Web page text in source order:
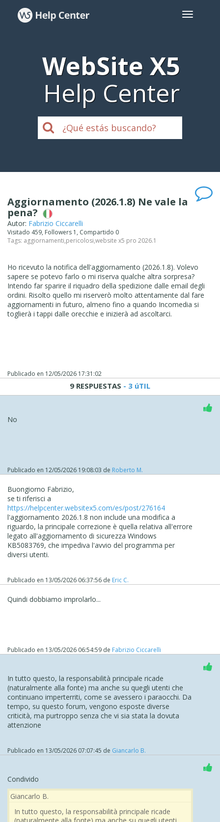
WebSite X5
Help Center
Aggiornamento (2026.1.8) Ne vale la
pena?
Autor: Fabrizio Ciccarelli
Visitado 459, Followers 1, Compartido 0
Tags: aggiornamenti,pericolosi,website x5 pro 2026.1
Ho ricevuto la notifica dell'aggiornamento (2026.1.8). Volevo
sapere se potevo farlo o mi riserva qualche altra sorpresa?
Intendo far sparire il riquadro della spedizione dalle email degli
ordini. Risolto quello mi riserverò molto attentamente dal fare
aggiornamenti in futuro, almeno fino a quando Incomedia si
toglierà i tappi dalle orecchie e inizierà ad ascoltarci.
Publicado en 12/05/2026 17:31:02
9 RESPUESTAS - 3 úTIL
No
Publicado en 12/05/2026 19:08:03 de Roberto M.
Buongiorno Fabrizio,
se ti riferisci a
https://helpcenter.websitex5.com/es/post/276164
l'aggiornamento 2026.1.8 non include una modifica a
riguardo, la principale correzione è quella relativa all'errore
legato all'aggiornamento di sicurezza Windows
KB5083769, che impediva l'avvio del programma per
diversi utenti.
Publicado en 13/05/2026 06:37:56 de Eric C.
Quindi dobbiamo improlarlo...
Publicado en 13/05/2026 06:54:59 de Fabrizio Ciccarelli
In tutto questo, la responsabilità principale ricade
(naturalmente alla fonte) ma anche su quegli utenti che
continuano imperterriti, come se avessero i paraocchi. Da
tempo, su questo forum, vengono esposte diverse
criticità, ma purtroppo senza che vi sia stata la dovuta
attenzione
Publicado en 13/05/2026 07:07:45 de Giancarlo B.
Condivido
Giancarlo B.
In tutto questo, la responsabilità principale ricade
(naturalmente alla fonte) ma anche su quegli utenti